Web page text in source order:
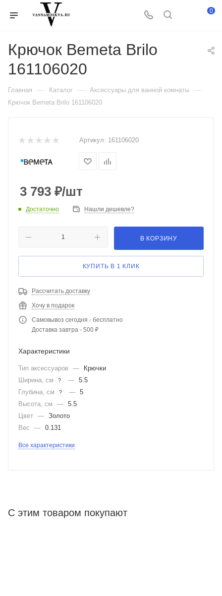
0
Крючок Bemeta Brilo
161106020
Главная — Каталог — Аксессуары для ванной комнаты —
Крючок Bemeta Brilo 161106020
Артикул: 161106020
3 793 ₽/шт
Достаточно Нашли дешевле?
В КОРЗИНУ
КУПИТЬ В 1 КЛИК
Рассчитать доставку
Хочу в подарок
Самовывоз сегодня - бесплатно
Доставка завтра - 500 ₽
Характеристики
Тип аксессуаров —
Крючки
Ширина, см
? — 5.5
Глубина, см
? — 5
Высота, см
— 5.5
Цвет — Золото
Вес
— 0.131
Все характеристики
С этим товаром покупают